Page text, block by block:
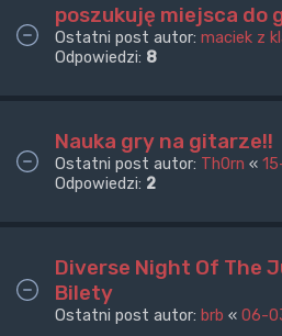
poszukuję miejsca
Ostatni post autor: maciek z
Odpowiedzi: 8
Nauka gry na gitarze!!
Ostatni post autor: Th0rn «
Odpowiedzi: 2
Diverse Night Of The
Bilety
Ostatni post autor: brb « 06-